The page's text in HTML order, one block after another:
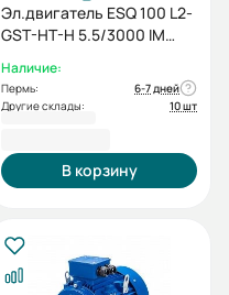
Эл.двигатель ESQ 100 L2-
GST-HT-H 5.5/3000 IM
Наличие:
Пермь:
6-7 дней
Другие склады:
10 шт
В корзину